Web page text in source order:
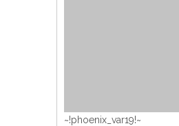
~!phoenix_var19!~